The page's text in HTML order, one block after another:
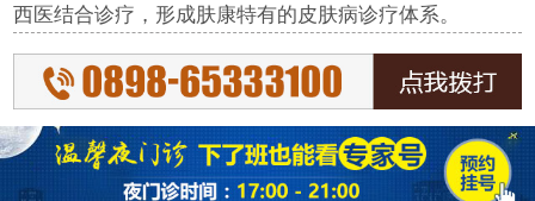
西医结合诊疗，形成肤康特有的皮肤病诊疗体系。